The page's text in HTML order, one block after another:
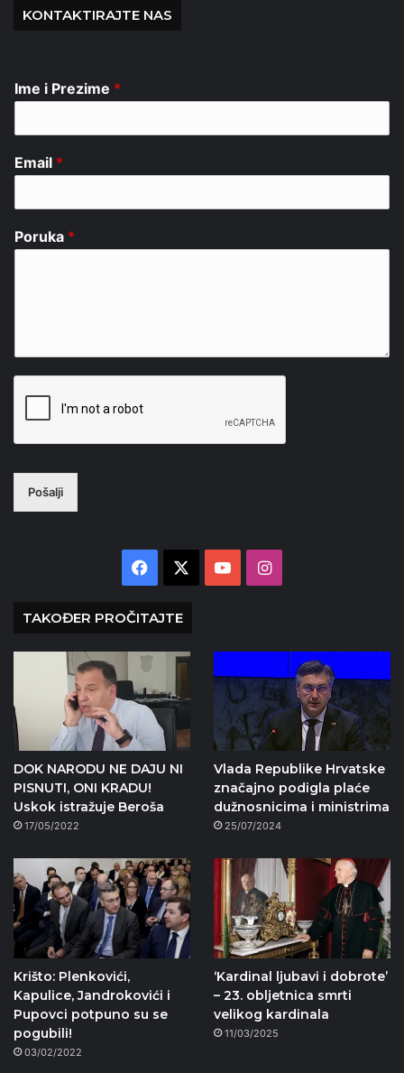
KONTAKTIRAJTE NAS
Ime i Prezime *
Email *
Poruka *
Pošalji
Facebook YouTubeInstagram
TAKOĐER PROČITAJTE
DOK NARODU NE DAJU NI
PISNUTI, ONI KRADU!
Uskok istražuje Beroša
17/05/2022
Vlada Republike Hrvatske
značajno podigla plaće
dužnosnicima i ministrima
25/07/2024
Krišto: Plenkovići,
Kapulice, Jandrokovići i
Pupovci potpuno su se
pogubili!
03/02/2022
‘Kardinal ljubavi i dobrote’
– 23. obljetnica smrti
velikog kardinala
11/03/2025